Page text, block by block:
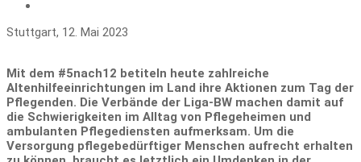
Stuttgart, 12. Mai 2023
Mit dem #5nach12 betiteln heute zahlreiche
Altenhilfeeinrichtungen im Land ihre Aktionen zum Tag der
Pflegenden. Die Verbände der Liga-BW machen damit auf
die Schwierigkeiten im Alltag von Pflegeheimen und
ambulanten Pflegediensten aufmerksam. Um die
Versorgung pflegebedürftiger Menschen aufrecht erhalten